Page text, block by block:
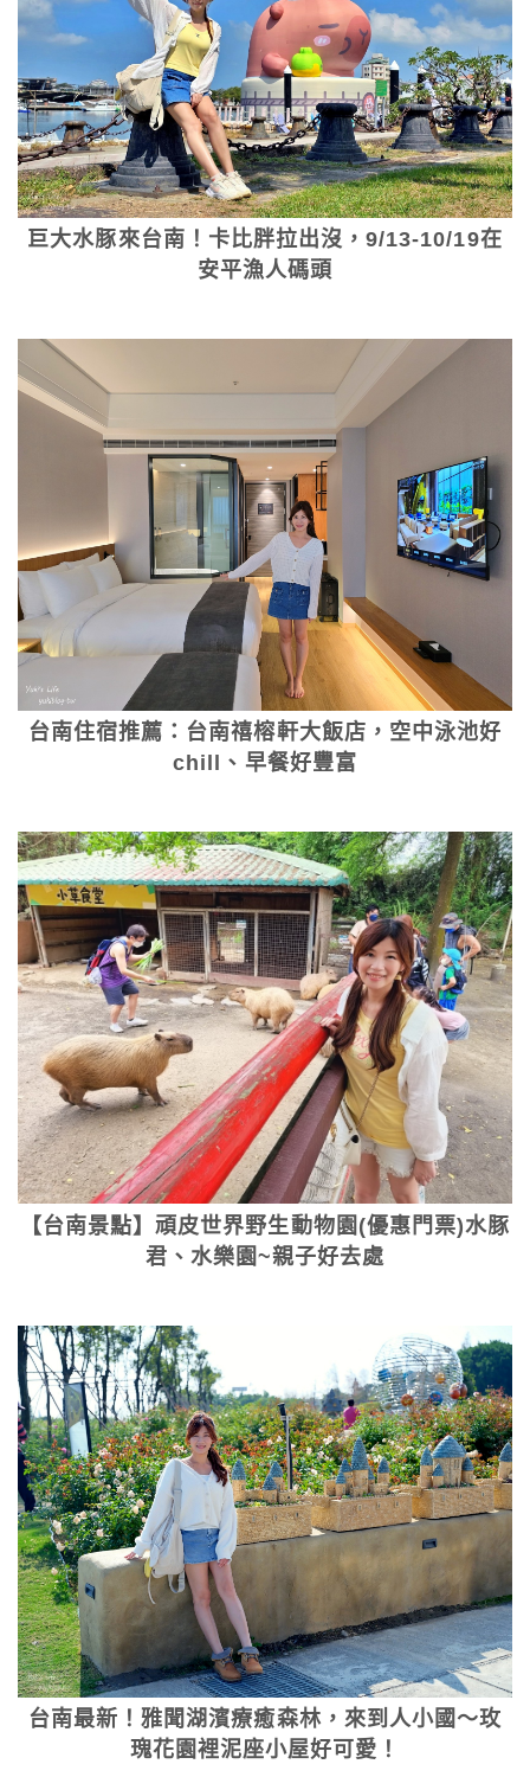
巨大水豚來台南！卡比胖拉出沒，9/13-10/19在
安平漁人碼頭
台南住宿推薦：台南禧榕軒大飯店，空中泳池好
chill、早餐好豐富
【台南景點】頑皮世界野生動物園(優惠門票)水豚
君、水樂園~親子好去處
台南最新！雅聞湖濱療癒森林，來到人小國～玫
瑰花園裡泥座小屋好可愛！